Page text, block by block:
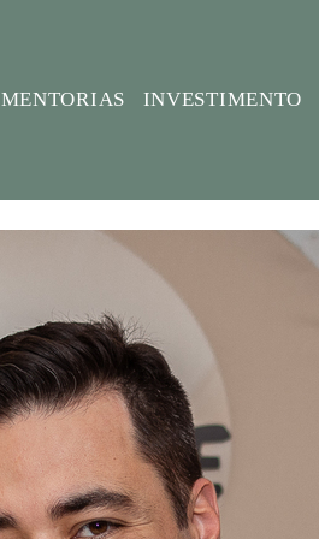
MENTORIAS INVESTIMENTO